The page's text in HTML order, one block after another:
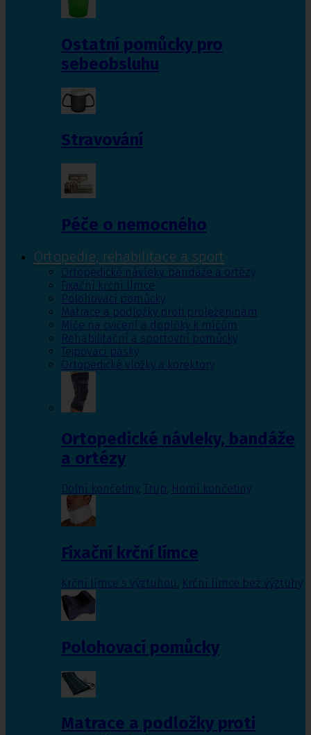
Ostatní pomůcky pro
sebeobsluhu
Stravování
Péče o nemocného
Ortopedie, rehabilitace a sport
Ortopedické návleky, bandáže a ortézy
Fixační krční límce
Polohovací pomůcky
Matrace a podložky proti proleženinám
Míče na cvičení a doplňky k míčům
Rehabilitační a sportovní pomůcky
Tejpovací pásky
Ortopedické vložky a korektory
Ortopedické návleky, bandáže
a ortézy
Dolní končetiny, Trup, Horní končetiny
Fixační krční límce
Krční límce s výztuhou Krční límce bez výztuhy
Polohovací pomůcky
Matrace a podložky proti